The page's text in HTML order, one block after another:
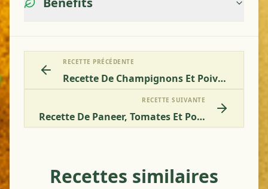
RECETTE PRÉCÉDENTE
Recette De Champignons Et Poivrons Dans Une Sauce Tomate Aux Noix De Cajou
RECETTE SUIVANTE
Recette De Paneer, Tomates Et Poivron Rôtis À La Broche
Recettes similaires